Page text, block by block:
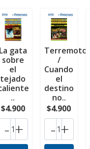
La gata
sobre
el
tejado
..
$4.900
+
-
Terremoto
/
Cuando
el
destino
no..
$4.900
+
-